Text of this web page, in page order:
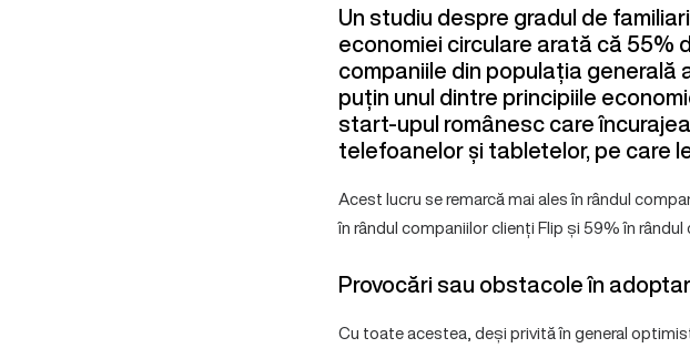
Un studiu despre gradul de
economiei circulare arată că 55%
companiile din populația generală
puțin unul dintre principiile
start-upul românesc care
telefoanelor și tabletelor, pe care
Acest lucru se remarcă mai ales în rândul
în rândul companiilor clienți Flip și 59% în
Provocări sau obstacole în
Cu toate acestea, deși privită în general